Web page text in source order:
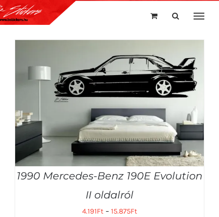
Kihagyás
1990 Mercedes-Benz 190E Evolution
II oldalról
4.191Ft– 15.875Ft